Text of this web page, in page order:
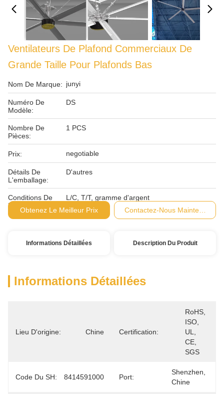
Ventilateurs De Plafond Commerciaux De
Grande Taille Pour Plafonds Bas
Nom De Marque: junyi
Numéro De
Modèle:
DS
Nombre De
Pièces:
1 PCS
Prix: negotiable
Détails De
L'emballage:
D'autres
Conditions De
Paiement:
L/C, T/T, gramme d'argent
Obtenez Le Meilleur Prix
Contactez-Nous Maintenant
Informations Détaillées Description Du Produit
Informations Détaillées
Lieu D'origine: Chine Certification:
RoHS,
ISO,
UL,
CE,
SGS
Code Du SH: 8414591000 Port:
Shenzhen,
Chine